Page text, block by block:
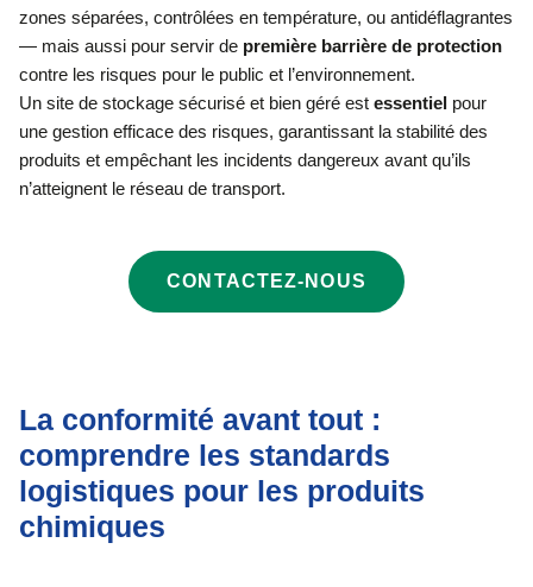
zones séparées, contrôlées en température, ou antidéflagrantes
— mais aussi pour servir de première barrière de protection
contre les risques pour le public et l’environnement.
Un site de stockage sécurisé et bien géré est essentiel pour
une gestion efficace des risques, garantissant la stabilité des
produits et empêchant les incidents dangereux avant qu’ils
n’atteignent le réseau de transport.
CONTACTEZ-NOUS
La conformité avant tout :
comprendre les standards
logistiques pour les produits
chimiques